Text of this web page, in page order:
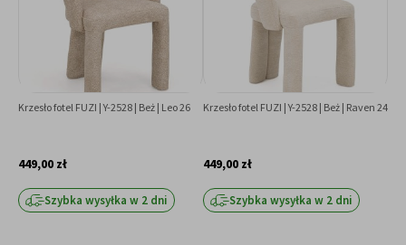
Krzesło fotel FUZI | Y-2528 | Beż | Leo 26
449,00 zł
Szybka wysyłka w 2 dni
Krzesło fotel FUZI | Y-2528 | Beż | Raven 24
449,00 zł
Szybka wysyłka w 2 dni